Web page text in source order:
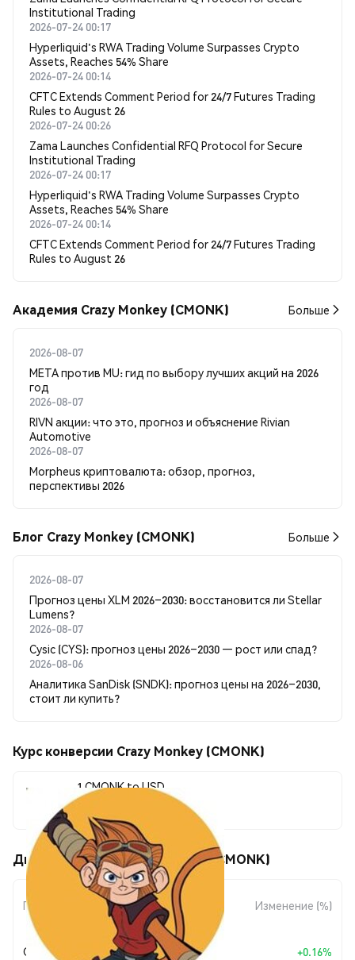
Institutional Trading
2026-07-24 00:17
Hyperliquid's RWA Trading Volume Surpasses Crypto
Assets, Reaches 54% Share
2026-07-24 00:14
CFTC Extends Comment Period for 24/7 Futures Trading
Rules to August 26
2026-07-24 00:26
Zama Launches Confidential RFQ Protocol for Secure
Institutional Trading
2026-07-24 00:17
Hyperliquid's RWA Trading Volume Surpasses Crypto
Assets, Reaches 54% Share
2026-07-24 00:14
CFTC Extends Comment Period for 24/7 Futures Trading
Rules to August 26
Академия Crazy Monkey (CMONK) Больше
2026-08-07
META против MU: гид по выбору лучших акций на 2026
год
2026-08-07
RIVN акции: что это, прогноз и объяснение Rivian
Automotive
2026-08-07
Morpheus криптовалюта: обзор, прогноз,
перспективы 2026
Блог Crazy Monkey (CMONK) Больше
2026-08-07
Прогноз цены XLM 2026–2030: восстановится ли Stellar
Lumens?
2026-08-07
Cysic (CYS): прогноз цены 2026–2030 — рост или спад?
2026-08-06
Аналитика SanDisk (SNDK): прогноз цены на 2026–2030,
стоит ли купить?
Курс конверсии Crazy Monkey (CMONK)
1 CMONK to USD
$0.00003151
Движения цены Crazy Monkey (CMONK)
Период
Изменение
суммы
Изменение (%)
Сегодня +$0.075076 +0.16%